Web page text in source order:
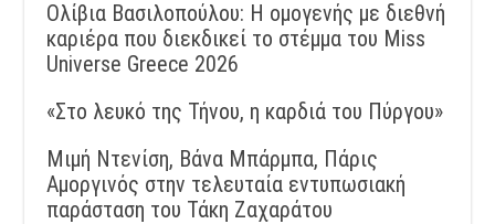
Ολίβια Βασιλοπούλου: Η ομογενής με διεθνή
καριέρα που διεκδικεί το στέμμα του Miss
Universe Greece 2026
«Στο λευκό της Τήνου, η καρδιά του Πύργου»
Μιμή Ντενίση, Βάνα Μπάρμπα, Πάρις
Αμοργινός στην τελευταία εντυπωσιακή
παράσταση του Τάκη Ζαχαράτου